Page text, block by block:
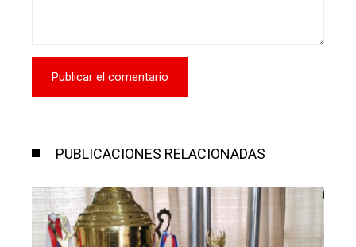
PUBLICACIONES RELACIONADAS